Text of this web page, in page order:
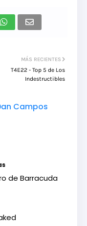
MÁS RECIENTES
T4E22 - Top 5 de Los
Indestructibles
Campos
de Barracuda